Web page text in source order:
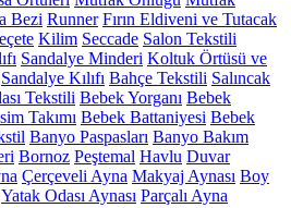
Bezi Runner Fırın Eldiveni ve Tutacak
Kilim Seccade Salon Tekstili
Sandalye Minderi Koltuk Örtüsü ve
Sandalye Kılıfı Bahçe Tekstili Salıncak
Tekstili Bebek Yorganı Bebek
Takımı Bebek Battaniyesi Bebek
Banyo Paspasları Banyo Bakım
Bornoz Peştemal Havlu Duvar
Çerçeveli Ayna Makyaj Aynası Boy
Yatak Odası Aynası Parçalı Ayna